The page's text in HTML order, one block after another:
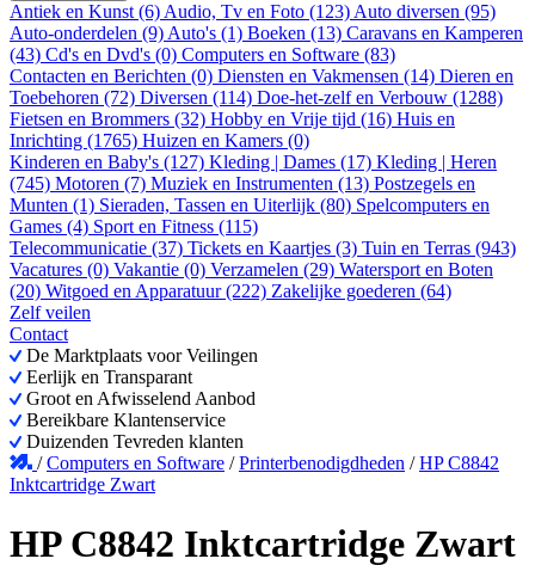
Antiek en Kunst (6) Audio, Tv en Foto (123) Auto diversen (95)
Auto-onderdelen (9) Auto's (1) Boeken (13) Caravans en Kamperen
(43) Cd's en Dvd's (0) Computers en Software (83)
Contacten en Berichten (0) Diensten en Vakmensen (14) Dieren en
Toebehoren (72) Diversen (114) Doe-het-zelf en Verbouw (1288)
Fietsen en Brommers (32) Hobby en Vrije tijd (16) Huis en
Inrichting (1765) Huizen en Kamers (0)
Kinderen en Baby's (127) Kleding | Dames (17) Kleding | Heren
(745) Motoren (7) Muziek en Instrumenten (13) Postzegels en
Munten (1) Sieraden, Tassen en Uiterlijk (80) Spelcomputers en
Games (4) Sport en Fitness (115)
Telecommunicatie (37) Tickets en Kaartjes (3) Tuin en Terras (943)
Vacatures (0) Vakantie (0) Verzamelen (29) Watersport en Boten
(20) Witgoed en Apparatuur (222) Zakelijke goederen (64)
Zelf veilen
Contact
De Marktplaats voor Veilingen
Eerlijk en Transparant
Groot en Afwisselend Aanbod
Bereikbare Klantenservice
Duizenden Tevreden klanten
/Computers en Software /Printerbenodigdheden /HP C8842
Inktcartridge Zwart
HP C8842 Inktcartridge Zwart